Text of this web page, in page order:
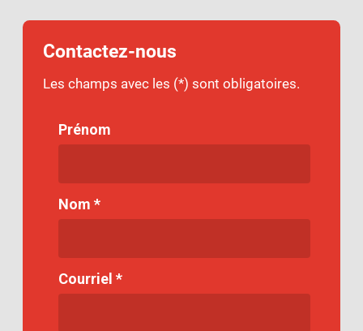
Contactez-nous
Les champs avec les (*) sont obligatoires.